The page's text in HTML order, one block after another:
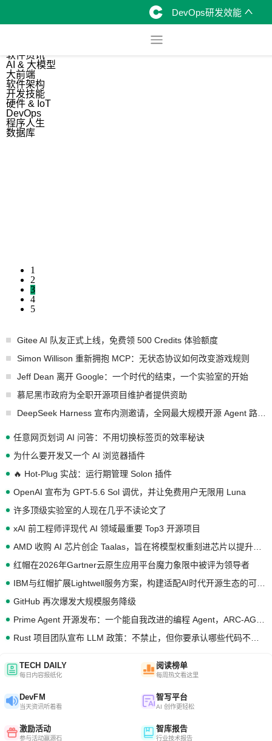
DevOps研发效能
软件资讯
AI & 大模型
大前端
软件架构
开发技能
硬件 & IoT
DevOps
程序人生
数据库
1
2
3
4
5
Gitee AI 队友正式上线，免费领 500 Credits 体验额度
Simon Willison 重新拥抱 MCP：无状态协议如何改变游戏规则
Jeff Dean 离开 Google：一个时代的结束，一个实验室的开始
慕尼黑市政府为全职开源项目维护者提供资助
任意网页划词 AI 问答：不用切换标签页的效率秘诀
为什么要开发又一个 AI 浏览器插件
🔥 Hot-Plug 实战：运行期管理 Solon 插件
OpenAI 宣布为 GPT-5.6 Sol 调优，并让免费用户无限用 Luna
许多顶级实验室的人现在几乎不读论文了
xAI 前工程师评现代 AI 领域最重要 Top3 开源项目
红帽在2026年Gartner云原生应用平台魔力象限中被评为领导者
GitHub 再次爆发大规模服务降级
TECH DAILY
每日内容报纸化
阅读榜单
每周热文看这里
DevFM
当天资讯听着看
智写平台
AI 创作更轻松
激励活动
参与活动赢源石
智库报告
行业技术报告